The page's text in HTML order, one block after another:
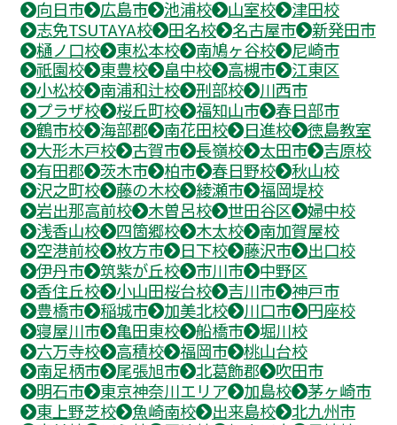
向日市
広島市 池浦校 山室校
津田校
志免TSUTAYA校
田名校 名古屋市
新発田市
樋ノ口校
東松本校 南鳩ヶ谷校
尼崎市
祇園校
東豊校 畠中校 高槻市
江東区
小松校
南浦和辻校 刑部校
川西市
プラザ校
桜丘町校 福知山市
春日部市
鶴市校
海部郡 南花田校 日進校
徳島教室
大形木戸校
古賀市 長嶺校 太田市
吉原校
有田郡
茨木市 柏市 春日野校
秋山校
沢之町校
藤の木校 綾瀬市
福岡堤校
岩出那高前校
木曽呂校 世田谷区
婦中校
浅香山校
四箇郷校 木太校
南加賀屋校
空港前校
枚方市 日下校 藤沢市
出口校
伊丹市
筑紫が丘校 市川市
中野区
香住丘校
小山田桜台校 吉川市
神戸市
豊橋市
稲城市 加美北校 川口市
円座校
寝屋川市
亀田東校 船橋市
堀川校
六万寺校
高積校 福岡市
桃山台校
南足柄市
尾張旭市 北葛飾郡
吹田市
明石市
東京神奈川エリア 加島校
茅ヶ崎市
東上野芝校
魚崎南校 出来島校
北九州市